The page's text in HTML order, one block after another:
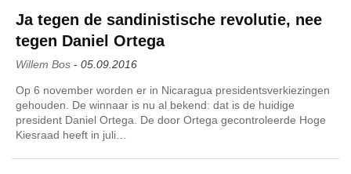
Ja tegen de sandinistische revolutie, nee
tegen Daniel Ortega
Willem Bos - 05.09.2016
Op 6 november worden er in Nicaragua presidentsverkiezingen
gehouden. De winnaar is nu al bekend: dat is de huidige
president Daniel Ortega. De door Ortega gecontroleerde Hoge
Kiesraad heeft in juli…